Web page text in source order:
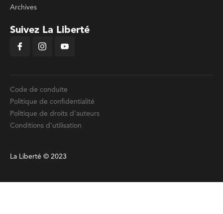
Archives
Suivez La Liberté
Code de conduite
Politique de confidentialité
Politique de droits d'auteurs
Conditions d'utilisation
La Liberté © 2023